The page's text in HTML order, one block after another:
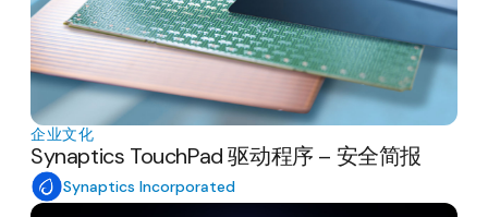
企业文化
Synaptics TouchPad 驱动程序 – 安全简报
Synaptics Incorporated